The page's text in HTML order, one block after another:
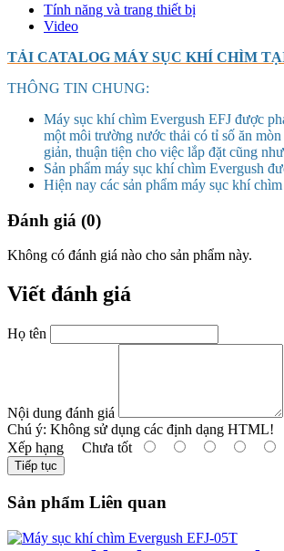
Tính năng và trang thiết bị
Video
TẢI CATALOG MÁY SỤC KHÍ CHÌM
THÔNG TIN CHUNG:
Máy sục khí chìm Evergush EFJ được
một môi trường nước thải có tỉ số ăn
giản, thuận tiện cho việc lắp đặt cũng
Sản phẩm máy sục khí chìm Evergush
Hiện nay các sản phẩm máy sục khí
Đánh giá (0)
Không có đánh giá nào cho sản phẩm này.
Viết đánh giá
Họ tên
Nội dung đánh giá
Chú ý: Không sử dụng các định dạng HTML!
Xếp hạng Chưa tốt
Tiếp tục
Sản phẩm Liên quan